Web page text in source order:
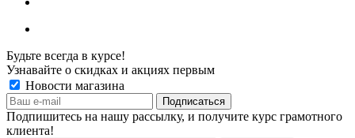
Будьте всегда в курсе!
Узнавайте о скидках и акциях первым
Новости магазина
Подпишитесь на нашу рассылку, и получите курс грамотного
клиента!